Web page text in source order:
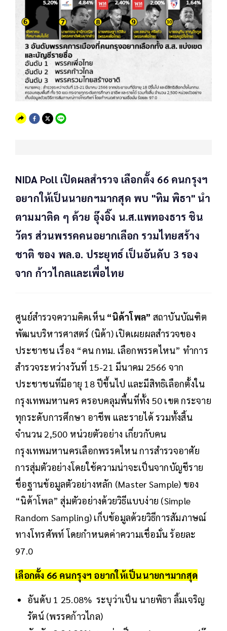
NIDA Poll เปิดผลสำรวจ เลือกตั้ง 66 คนกรุงฯ
อยากให้เป็นนายกฯมากสุด พบ "ทิม พิธา" นำ
ตามมาติด ๆ ด้วย อุ๊งอิ๊ง น.ส.แพทองธาร ชิน
วัตร ส่วนพรรคคนอยากเลือก รวมไทยสร้าง
ชาติ ของ พล.อ. ประยุทธ์ เป็นอันดับ 3 รอง
จาก ก้าวไกลและเพื่อไทย
ศูนย์สำรวจความคิดเห็น “นิด้าโพล” สถาบันบัณฑิต
พัฒนบริหารศาสตร์ (นิด้า) เปิดเผยผลสำรวจของ
ประชาชน เรื่อง “คน กทม. เลือกพรรคไหน” ทำการ
สำรวจระหว่างวันที่ 15-21 มีนาคม 2566 จาก
ประชาชนที่มีอายุ 18 ปีขึ้นไป และมีสิทธิเลือกตั้งใน
กรุงเทพมหานคร ครอบคลุมพื้นที่ทั้ง 50 เขต กระจาย
ทุกระดับการศึกษา อาชีพ และรายได้ รวมทั้งสิ้น
จำนวน 2,500 หน่วยตัวอย่าง เกี่ยวกับคน
กรุงเทพมหานครเลือกพรรคไหน การสำรวจอาศัย
การสุ่มตัวอย่างโดยใช้ความน่าจะเป็นจากบัญชีราย
ชื่อฐานข้อมูลตัวอย่างหลัก (Master Sample) ของ
“นิด้าโพล” สุ่มตัวอย่างด้วยวิธีแบบง่าย (Simple
Random Sampling) เก็บข้อมูลด้วยวิธีการสัมภาษณ์
ทางโทรศัพท์ โดยกำหนดค่าความเชื่อมั่น ร้อยละ
97.0
เลือกตั้ง 66 คนกรุงฯ อยากให้เป็นนายกฯมากสุด
อันดับ 1 25.08% ระบุว่าเป็น นายพิธา ลิ้มเจริญ
รัตน์ (พรรคก้าวไกล)